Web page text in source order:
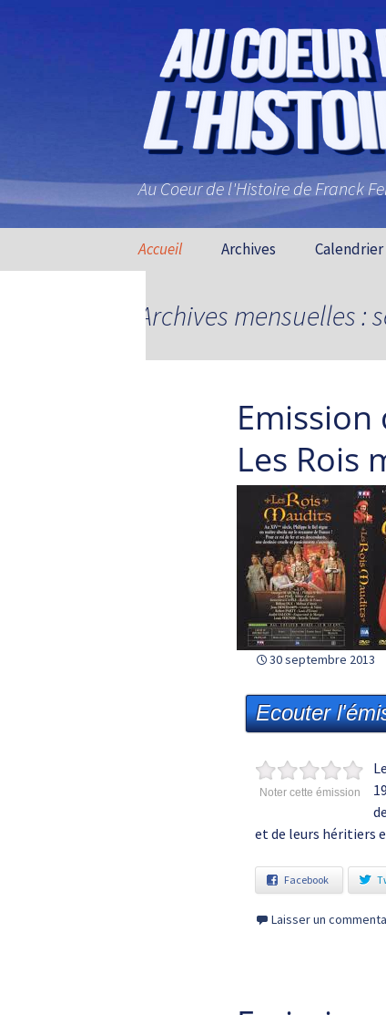
Au Coeur de l'Histoire de Franck
Aller au contenu principal
Accueil Archives Calendrier
Archives mensuelles :
Les Rois
30 septembre 2013
Ecouter
Noter cette émission
et de leurs héritiers
Facebook
Laisser un